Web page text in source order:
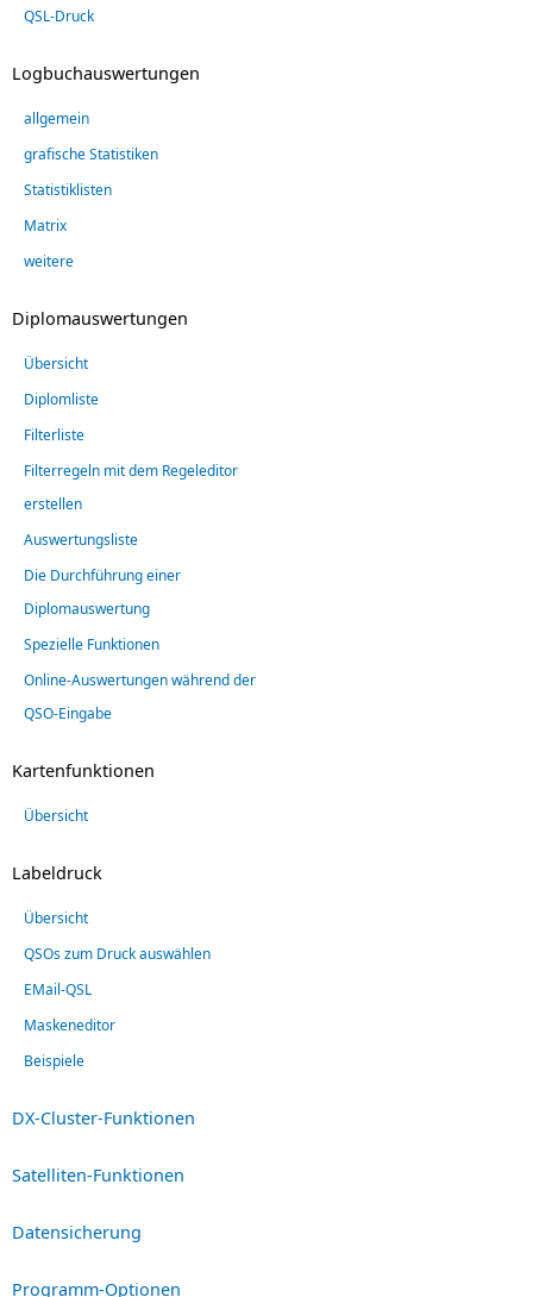
QSL-Druck
Logbuchauswertungen
allgemein
grafische Statistiken
Statistiklisten
Matrix
weitere
Diplomauswertungen
Übersicht
Diplomliste
Filterliste
Filterregeln mit dem Regeleditor
erstellen
Auswertungsliste
Die Durchführung einer
Diplomauswertung
Spezielle Funktionen
Online-Auswertungen während der
QSO-Eingabe
Kartenfunktionen
Übersicht
Labeldruck
Übersicht
QSOs zum Druck auswählen
EMail-QSL
Maskeneditor
Beispiele
DX-Cluster-Funktionen
Satelliten-Funktionen
Datensicherung
Programm-Optionen